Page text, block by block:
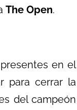
The Open.
en el
para cerrar la
del campeón